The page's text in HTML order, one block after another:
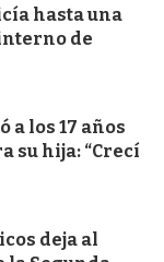
hasta una
de
a los 17 años
su hija: “Crecí
deja al